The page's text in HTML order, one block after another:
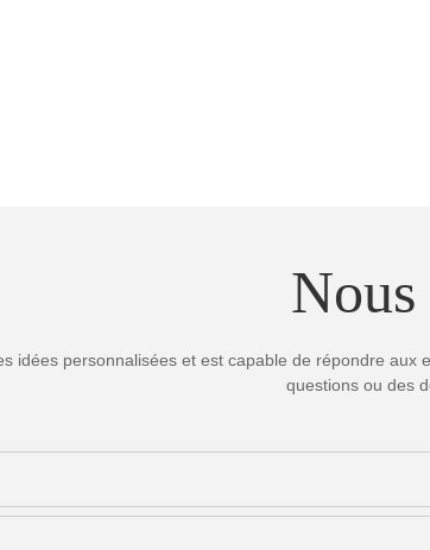
idées personnalisées et est capable de répondre
questions ou des